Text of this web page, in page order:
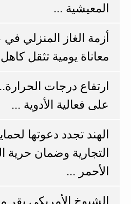
المعيشية ...
أزمة الغاز المنزلي
معاناة يومية تثقل
ارتفاع درجات
على فعالية الأدوية ...
الهند تجدد دعوتها
التجارية وضمان حرية
الأحمر ...
الشيوخ الأمريكي يقر